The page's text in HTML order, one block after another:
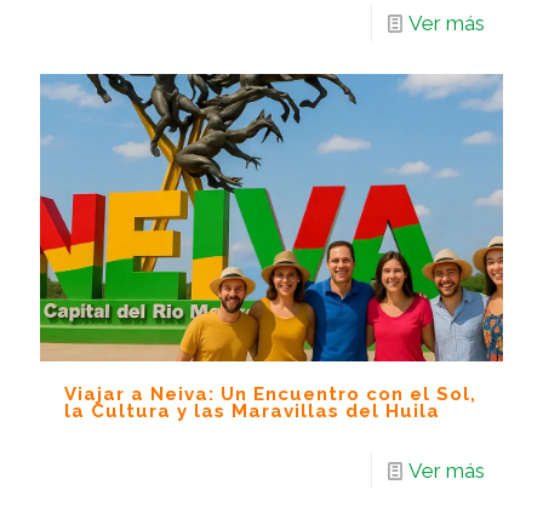
Ver más
Viajar a Neiva: Un Encuentro con el Sol,
la Cultura y las Maravillas del Huila
Ver más